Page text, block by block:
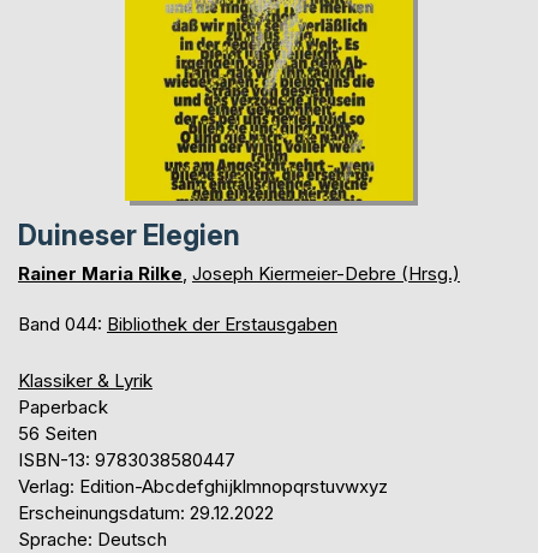
Duineser Elegien
Rainer Maria Rilke, Joseph Kiermeier-Debre (Hrsg.)
Band 044: Bibliothek der Erstausgaben
Klassiker & Lyrik
Paperback
56 Seiten
ISBN-13: 9783038580447
Verlag: Edition-Abcdefghijklmnopqrstuvwxyz
Erscheinungsdatum: 29.12.2022
Sprache: Deutsch